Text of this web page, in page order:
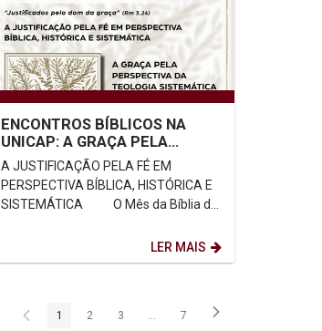
ENCONTROS BÍBLICOS NA
UNICAP: A GRAÇA PELA
PERSPECTIVA DA TEOLOGIA
SISTEMÁTICA
A JUSTIFICAÇÃO PELA FÉ EM
PERSPECTIVA BÍBLICA, HISTÓRICA E
SISTEMÁTICA O Mês da Bíblia de
LER MAIS
Página
1 Página
2 Página
3 ...Páginas intermediárias Usar
Página
7